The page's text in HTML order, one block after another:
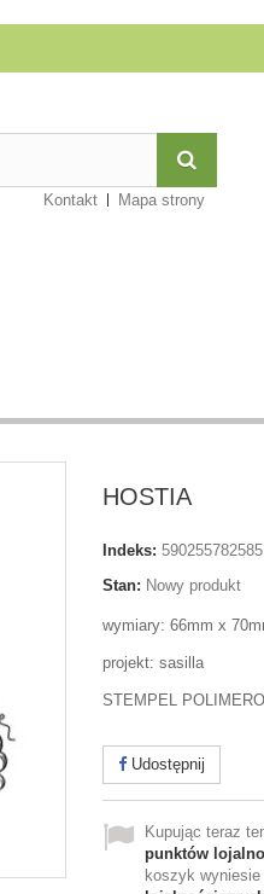
Kontakt Mapa strony
HOSTIA
Indeks:
Stan: Nowy produkt
wymiary: 66mm x
projekt: sasilla
STEMPEL
Udostępnij
Kupując teraz
punktów
koszyk wyniesie